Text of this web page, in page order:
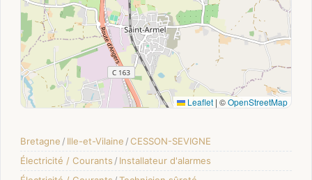
Leaflet | ©OpenStreetMap
Bretagne / Ille-et-Vilaine /CESSON-SEVIGNE
Électricité / Courants / Installateur d'alarmes